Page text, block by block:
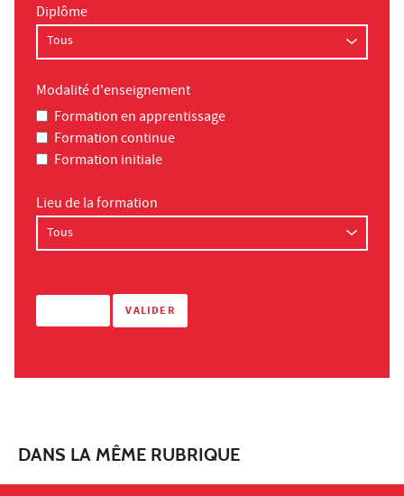
Diplôme
Modalité d'enseignement
Formation en apprentissage
Formation continue
Formation initiale
Lieu de la formation
DANS LA MÊME RUBRIQUE